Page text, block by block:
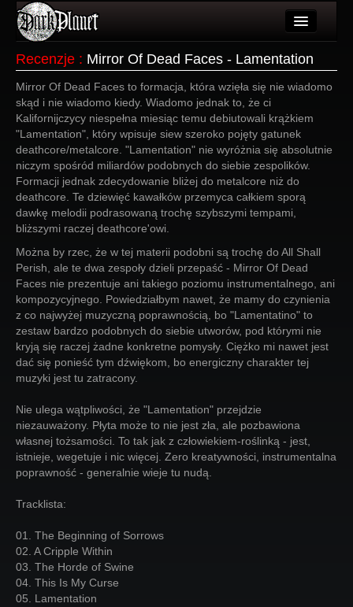
Wydarzenia
Galeria
Forum
Więcej
Login
Recenzje : Mirror Of Dead Faces - Lamentation
Mirror Of Dead Faces to formacja, która wzięła się nie wiadomo
skąd i nie wiadomo kiedy. Wiadomo jednak to, że ci
Kalifornijczycy niespełna miesiąc temu debiutowali krążkiem
"Lamentation", który wpisuje siew szeroko pojęty gatunek
deathcore/metalcore. "Lamentation" nie wyróżnia się absolutnie
niczym spośród miliardów podobnych do siebie zespolików.
Formacji jednak zdecydowanie bliżej do metalcore niż do
deathcore. Te dziewięć kawałków przemyca całkiem sporą
dawkę melodii podrasowaną trochę szybszymi tempami,
bliższymi raczej deathcore'owi.
Można by rzec, że w tej materii podobni są trochę do All Shall
Perish, ale te dwa zespoły dzieli przepaść - Mirror Of Dead
Faces nie prezentuje ani takiego poziomu instrumentalnego, ani
kompozycyjnego. Powiedziałbym nawet, że mamy do czynienia
z co najwyżej muzyczną poprawnością, bo "Lamentatino" to
zestaw bardzo podobnych do siebie utworów, pod którymi nie
kryją się raczej żadne konkretne pomysły. Ciężko mi nawet jest
dać się ponieść tym dźwiękom, bo energiczny charakter tej
muzyki jest tu zatracony.
Nie ulega wątpliwości, że "Lamentation" przejdzie
niezauważony. Płyta może to nie jest zła, ale pozbawiona
własnej tożsamości. To tak jak z człowiekiem-roślinką - jest,
istnieje, wegetuje i nic więcej. Zero kreatywności, instrumentalna
poprawność - generalnie wieje tu nudą.
Tracklista:
01. The Beginning of Sorrows
02. A Cripple Within
03. The Horde of Swine
04. This Is My Curse
05. Lamentation